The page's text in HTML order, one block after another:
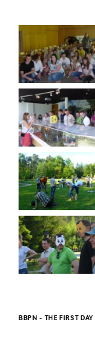
BBPN - THE FIRST